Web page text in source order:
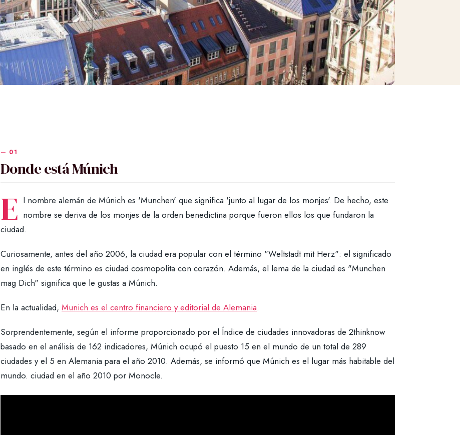
Donde está Múnich
E l nombre alemán de Múnich es 'Munchen' que significa 'junto al lugar de los monjes'. De hecho, este
nombre se deriva de los monjes de la orden benedictina porque fueron ellos los que fundaron la
ciudad.
Curiosamente, antes del año 2006, la ciudad era popular con el término "Weltstadt mit Herz": el significado
en inglés de este término es ciudad cosmopolita con corazón. Además, el lema de la ciudad es "Munchen
mag Dich" significa que le gustas a Múnich.
En la actualidad, Munich es el centro financiero y editorial de Alemania.
Sorprendentemente, según el informe proporcionado por el Índice de ciudades innovadoras de 2thinknow
basado en el análisis de 162 indicadores, Múnich ocupó el puesto 15 en el mundo de un total de 289
ciudades y el 5 en Alemania para el año 2010. Además, se informó que Múnich es el lugar más habitable del
mundo. ciudad en el año 2010 por Monocle.